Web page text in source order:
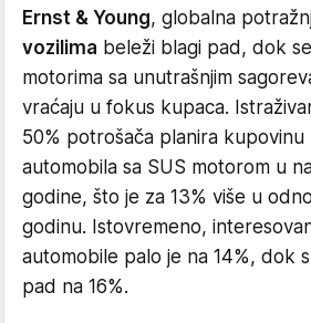
Ernst & Young, globalna
vozilima beleži blagi pad, dok
motorima sa unutrašnjim
vraćaju u fokus kupaca.
50% potrošača planira
automobila sa SUS motorom u
godine, što je za 13% više u
godinu. Istovremeno,
automobile palo je na 14%, dok
pad na 16%.